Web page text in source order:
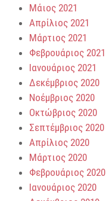
Μάιος 2021
Απρίλιος 2021
Μάρτιος 2021
Φεβρουάριος 2021
Ιανουάριος 2021
Δεκέμβριος 2020
Νοέμβριος 2020
Οκτώβριος 2020
Σεπτέμβριος 2020
Απρίλιος 2020
Μάρτιος 2020
Φεβρουάριος 2020
Ιανουάριος 2020